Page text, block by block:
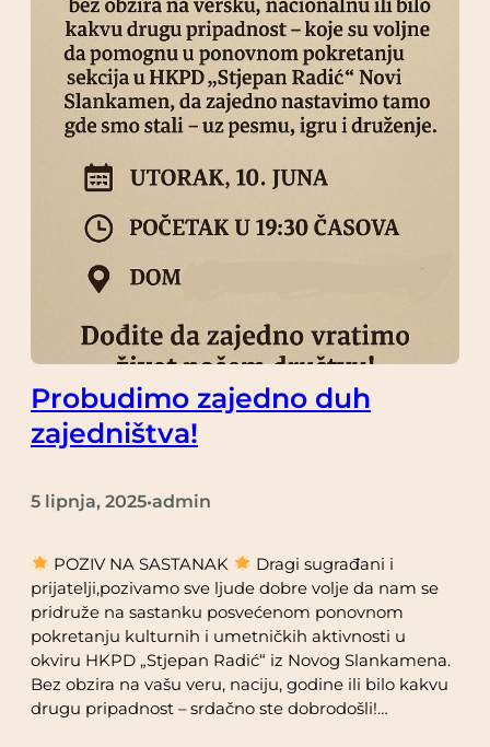
Probudimo zajedno duh
zajedništva!
5 lipnja, 2025•admin
POZIV NA SASTANAK
Dragi sugrađani i
prijatelji,pozivamo sve ljude dobre volje da nam se
pridruže na sastanku posvećenom ponovnom
pokretanju kulturnih i umetničkih aktivnosti u
okviru HKPD „Stjepan Radić“ iz Novog Slankamena.
Bez obzira na vašu veru, naciju, godine ili bilo kakvu
drugu pripadnost – srdačno ste dobrodošli!…